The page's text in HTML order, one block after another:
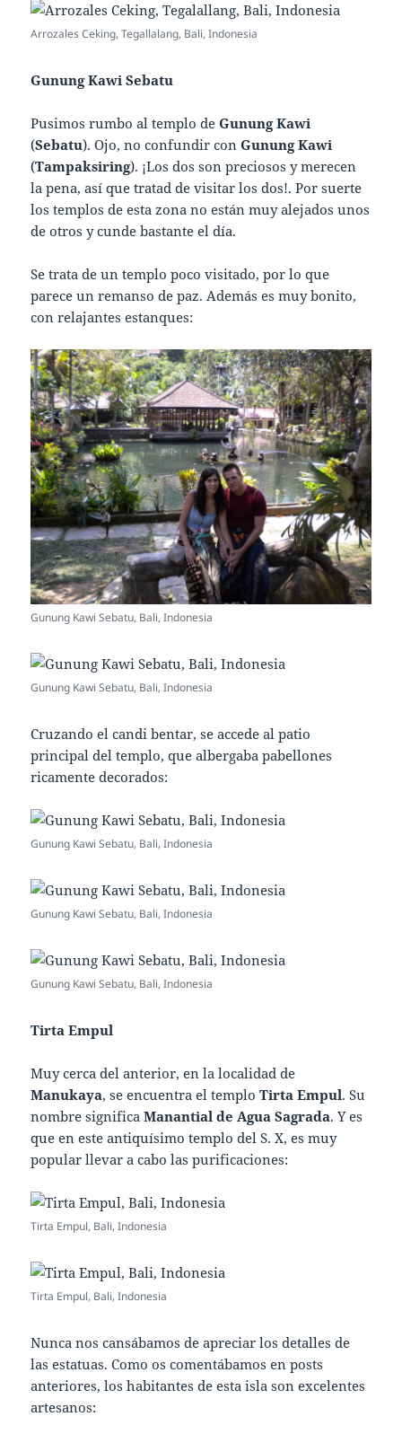
Arrozales Ceking, Tegallalang, Bali, Indonesia
Gunung Kawi Sebatu
Pusimos rumbo al templo deGunung Kawi
(Sebatu). Ojo, no confundir conGunung Kawi
(Tampaksiring). ¡Los dos son preciosos y merecen
la pena, así que tratad de visitar los dos!. Por suerte
los templos de esta zona no están muy alejados unos
de otros y cunde bastante el día.
Se trata de un templo poco visitado, por lo que
parece un remanso de paz. Además es muy bonito,
con relajantes estanques:
Gunung Kawi Sebatu, Bali, Indonesia
Gunung Kawi Sebatu, Bali, Indonesia
Cruzando el candi bentar, se accede al patio
principal del templo, que albergaba pabellones
ricamente decorados:
Gunung Kawi Sebatu, Bali, Indonesia
Gunung Kawi Sebatu, Bali, Indonesia
Gunung Kawi Sebatu, Bali, Indonesia
Tirta Empul
Muy cerca del anterior, en la localidad de
Manukaya, se encuentra el temploTirta Empul. Su
nombre significaManantial de Agua Sagrada. Y es
que en este antiquísimo templo del S. X, es muy
popular llevar a cabo las purificaciones:
Tirta Empul, Bali, Indonesia
Tirta Empul, Bali, Indonesia
Nunca nos cansábamos de apreciar los detalles de
las estatuas. Como os comentábamos en posts
anteriores, los habitantes de esta isla son excelentes
artesanos: